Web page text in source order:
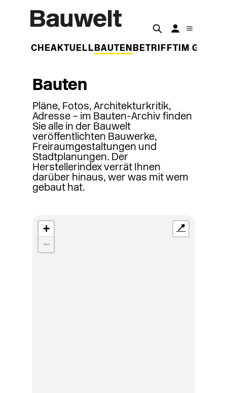
WOCHEAKTUELL BAUTEN BETRIFFT IM
Bauten
Pläne, Fotos, Architekturkritik,
Adresse – im Bauten-Archiv finden
Sie alle in der Bauwelt
veröffentlichten Bauwerke,
Freiraumgestaltungen und
Stadtplanungen. Der
Herstellerindex verrät Ihnen
darüber hinaus, wer was mit wem
gebaut hat.
+
−
📍